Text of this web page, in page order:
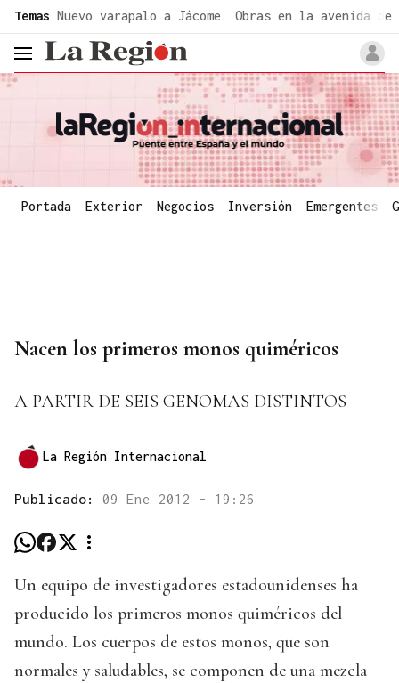
Temas Nuevo varapalo a Jácome Obras en la avenida de
header.menu.open
Portada Exterior Negocios Inversión Emergentes
Nacen los primeros monos quiméricos
A PARTIR DE SEIS GENOMAS DISTINTOS
La Región Internacional
Publicado: 09 Ene 2012 - 19:26
Un equipo de investigadores estadounidenses ha
producido los primeros monos quiméricos del
mundo. Los cuerpos de estos monos, que son
normales y saludables, se componen de una mezcla